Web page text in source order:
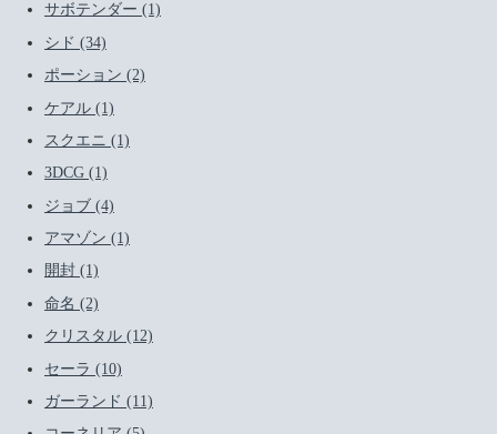
サボテンダー (1)
シド (34)
ポーション (2)
ケアル (1)
スクエニ (1)
3DCG (1)
ジョブ (4)
アマゾン (1)
開封 (1)
命名 (2)
クリスタル (12)
セーラ (10)
ガーランド (11)